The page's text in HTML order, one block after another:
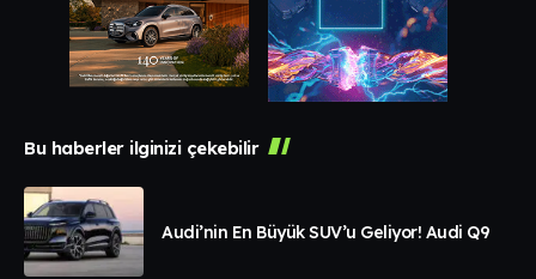
Bu haberler ilginizi çekebilir
Audi’nin En Büyük SUV’u Geliyor! Audi Q9